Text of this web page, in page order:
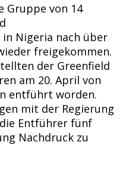
Gruppe von 14
Nigeria nach über
freigekommen.
der Greenfield
am 20. April von
entführt worden.
mit der Regierung
Entführer fünf
Nachdruck zu